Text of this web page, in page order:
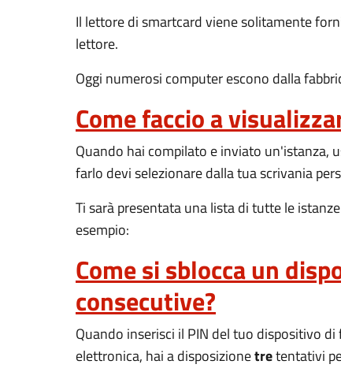
Il lettore di smartcard viene solitamente
lettore.
Oggi numerosi computer escono dalla
Come faccio a
Quando hai compilato e inviato un'istanza,
farlo devi selezionare dalla tua scrivania
Ti sarà presentata una lista di tutte le
esempio:
Come si sblocca un
consecutive?
Quando inserisci il PIN del tuo dispositivo
elettronica, hai a disposizionetretentativi